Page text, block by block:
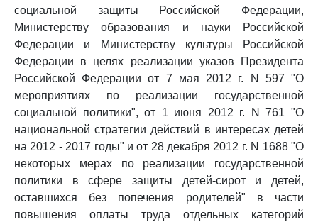
социальной защиты Российской Федерации,
Министерству образования и науки Российской
Федерации и Министерству культуры Российской
Федерации в целях реализации указов Президента
Российской Федерации от 7 мая 2012 г. N 597 "О
мероприятиях по реализации государственной
социальной политики", от 1 июня 2012 г. N 761 "О
национальной стратегии действий в интересах детей
на 2012 - 2017 годы" и от 28 декабря 2012 г. N 1688 "О
некоторых мерах по реализации государственной
политики в сфере защиты детей-сирот и детей,
оставшихся без попечения родителей" в части
повышения оплаты труда отдельных категорий